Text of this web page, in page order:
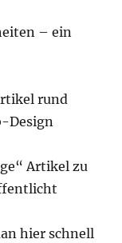
– ein
rund
Design
Artikel zu
hier schnell